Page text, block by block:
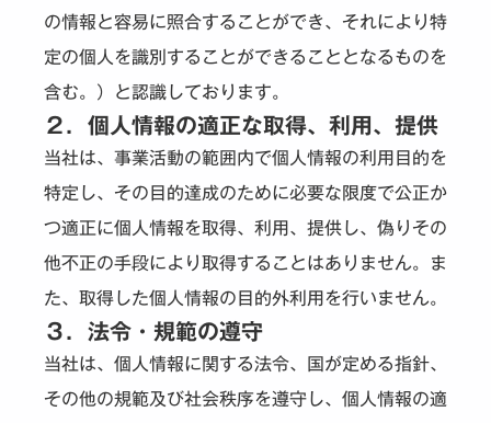
の情報と容易に照合することができ、それにより特
定の個人を識別することができることとなるものを
含む。）と認識しております。
２．個人情報の適正な取得、利用、提供
当社は、事業活動の範囲内で個人情報の利用目的を
特定し、その目的達成のために必要な限度で公正か
つ適正に個人情報を取得、利用、提供し、偽りその
他不正の手段により取得することはありません。ま
た、取得した個人情報の目的外利用を行いません。
３．法令・規範の遵守
当社は、個人情報に関する法令、国が定める指針、
その他の規範及び社会秩序を遵守し、個人情報の適